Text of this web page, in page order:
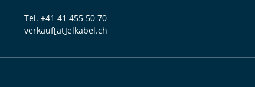
Tel. +41 41 455 50 70
verkauf[at]elkabel.ch